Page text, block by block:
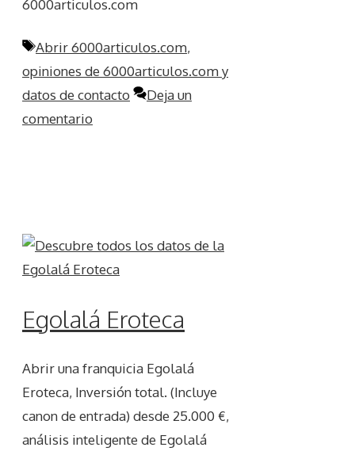
6000articulos.com
Etiquetas
Abrir 6000articulos.com,
opiniones de 6000articulos.com y
datos de contacto
Deja un
comentario
Egolalá Eroteca
Abrir una franquicia Egolalá
Eroteca, Inversión total. (Incluye
canon de entrada) desde 25.000 €,
análisis inteligente de Egolalá